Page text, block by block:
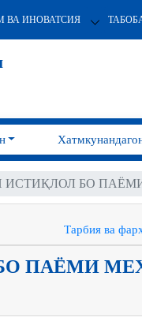
ВА ИНОВАТСИЯ
БО
Тарбия ва
ПАЁМИ